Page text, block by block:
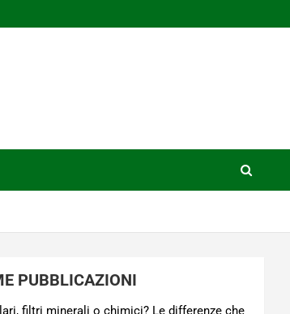
PUBBLICAZIONI
filtri minerali o chimici? Le differenze che